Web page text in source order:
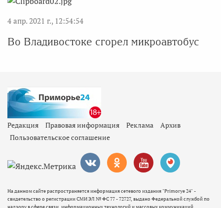
4 апр. 2021 г., 12:54:54
Во Владивостоке сгорел микроавтобус
Редакция Правовая информация Реклама
Архив
Пользовательское соглашение
На данном сайте распространяется информация сетевого издания "Primorye 24" -
свидетельство о регистрации СМИ ЭЛ № ФС 77 - 72727, выдано Федеральной службой по